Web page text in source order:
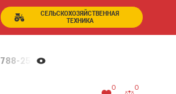
СЕЛЬСКОХОЗЯЙСТВЕННАЯ
ТЕХНИКА
788-25-99
0 0